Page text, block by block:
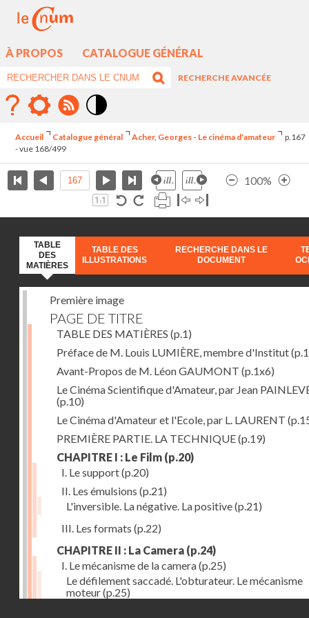
À PROPOS CATALOGUE GÉNÉRAL
RECHERCHE AVANCÉE
élévé
Accueil Catalogue général Acher, Georges - Le cinéma d'amateur
p.167
- vue 168/499
100%
TABLE
DES
MATIÈRES
TABLE DES
ILLUSTRATIONS
RECHERCHE DANS LE
DOCUMENT
Première image
PAGE DE TITRE
TABLE DES MATIÈRES (p.1)
Préface de M. Louis LUMIÈRE, membre d'Institut
Avant-Propos de M. Léon GAUMONT (p.1x6)
Le Cinéma Scientifique d'Amateur, par Jean
(p.10)
Le Cinéma d'Amateur et l'Ecole, par L. LAURENT
PREMIÈRE PARTIE. LA TECHNIQUE(p.19)
CHAPITRE I : Le Film (p.20)
I. Le support(p.20)
II. Les émulsions (p.21)
L'inversible. La négative. La positive(p.21)
III. Les formats (p.22)
CHAPITRE II : La Camera (p.24)
I. Le mécanisme de la camera(p.25)
Le défilement saccadé. L'obturateur. Le mécanisme
moteur(p.25)